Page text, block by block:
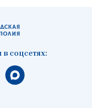
соцсетях:
Мы в Макс